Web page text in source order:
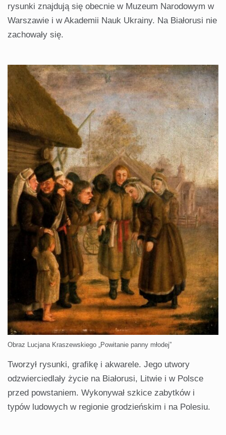
rysunki znajdują się obecnie w Muzeum Narodowym w
Warszawie i w Akademii Nauk Ukrainy. Na Białorusi nie
zachowały się.
Obraz Lucjana Kraszewskiego „Powitanie panny młodej”
Tworzył rysunki, grafikę i akwarele. Jego utwory
odzwierciedlały życie na Białorusi, Litwie i w Polsce
przed powstaniem. Wykonywał szkice zabytków i
typów ludowych w regionie grodzieńskim i na Polesiu.